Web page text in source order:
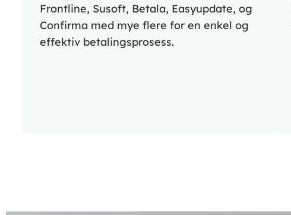
Frontline, Susoft, Betala, Easyupdate, og
Confirma med mye flere for en enkel og
effektiv betalingsprosess.